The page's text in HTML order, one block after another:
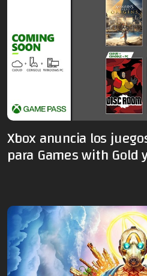
Xbox anuncia los
para Games with Gold